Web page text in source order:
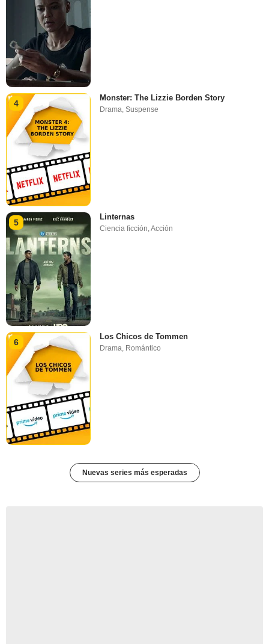
4
Monster: The Lizzie Borden Story
Drama,Suspense
5
Linternas
Ciencia ficción,Acción
6
Los Chicos de Tommen
Drama Romántico
Nuevas series más esperadas